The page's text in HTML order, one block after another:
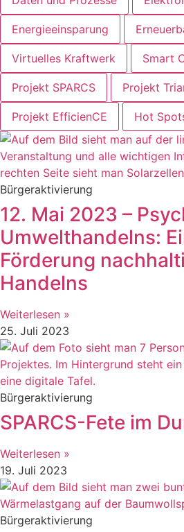
Energieeinsparung
Virtuelles Kraftwerk Smart
Projekt SPARCS Projekt
Projekt EfficienCE Hot
Bürgeraktivierung
12. Mai 2023 –
Umwelthandelns:
Förderung
Handelns
Weiterlesen »
25. Juli 2023
Bürgeraktivierung
SPARCS-Fete im
Weiterlesen »
19. Juli 2023
Bürgeraktivierung